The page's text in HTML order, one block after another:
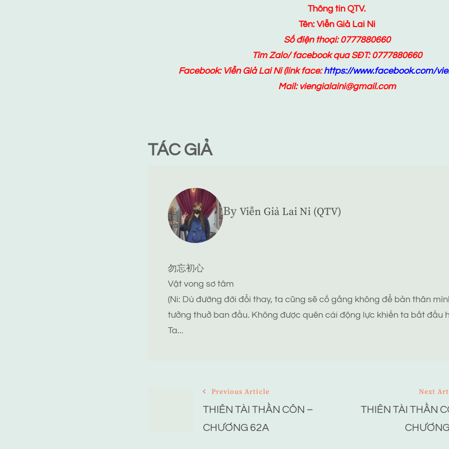
Thông tin QTV.
Tên: Viễn Giả Lai Ni
Số điện thoại: 0777880660
Tìm Zalo/ facebook qua SĐT: 0777880660
Facebook: Viễn Giả Lai Ni(link face:https://www.facebook.com/
Mail: viengialaini@gmail.com
TÁC GIẢ
By Viễn Giả Lai Ni (QTV)
勿忘初心
Vật vong sơ tâm
(Ni: Dù đường đời đổi thay, ta cũng sẽ cố gắng không để bản thân
tưởng thuở ban đầu. Không được quên cái động lực khiến ta bắt đầu
Ta...
Navigation
Previous Article
THIÊN TÀI THẦN CÔN –
CHƯƠNG 62A
Next
THIÊN TÀI THẦN